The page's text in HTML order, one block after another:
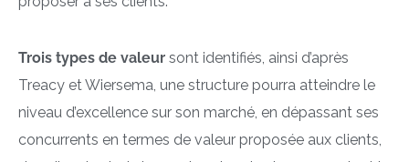
Trois types de valeur sont identifiés, ainsi d’après
Treacy et Wiersema, une structure pourra atteindre le
niveau d’excellence sur son marché, en dépassant ses
concurrents en termes de valeur proposée aux clients,